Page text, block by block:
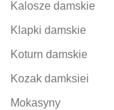
Kalosze damskie
Klapki damskie
Koturn damskie
Kozak damksiei
Mokasyny